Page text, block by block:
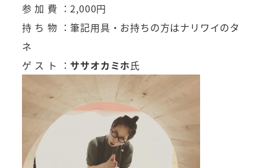
参 加 費 ：2,000円
持 ち 物 ：筆記用具・お持ちの方はナリワイのタ
ネ
ゲ ス ト ： ササオカミホ氏